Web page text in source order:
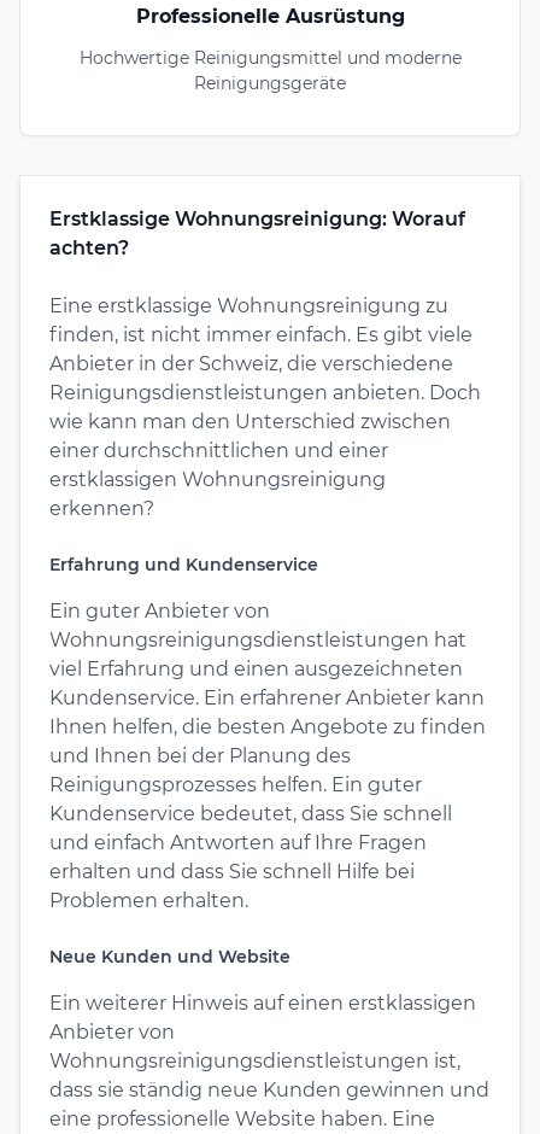
Professionelle Ausrüstung
Hochwertige Reinigungsmittel und moderne
Reinigungsgeräte
Erstklassige Wohnungsreinigung: Worauf
achten?
Eine erstklassige Wohnungsreinigung zu
finden, ist nicht immer einfach. Es gibt viele
Anbieter in der Schweiz, die verschiedene
Reinigungsdienstleistungen anbieten. Doch
wie kann man den Unterschied zwischen
einer durchschnittlichen und einer
erstklassigen Wohnungsreinigung
erkennen?
Erfahrung und Kundenservice
Ein guter Anbieter von
Wohnungsreinigungsdienstleistungen hat
viel Erfahrung und einen ausgezeichneten
Kundenservice. Ein erfahrener Anbieter kann
Ihnen helfen, die besten Angebote zu finden
und Ihnen bei der Planung des
Reinigungsprozesses helfen. Ein guter
Kundenservice bedeutet, dass Sie schnell
und einfach Antworten auf Ihre Fragen
erhalten und dass Sie schnell Hilfe bei
Problemen erhalten.
Neue Kunden und Website
Ein weiterer Hinweis auf einen erstklassigen
Anbieter von
Wohnungsreinigungsdienstleistungen ist,
dass sie ständig neue Kunden gewinnen und
eine professionelle Website haben. Eine